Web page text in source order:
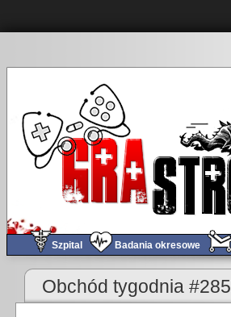
Szpital Badania okresowe
Obchód tygodnia #285